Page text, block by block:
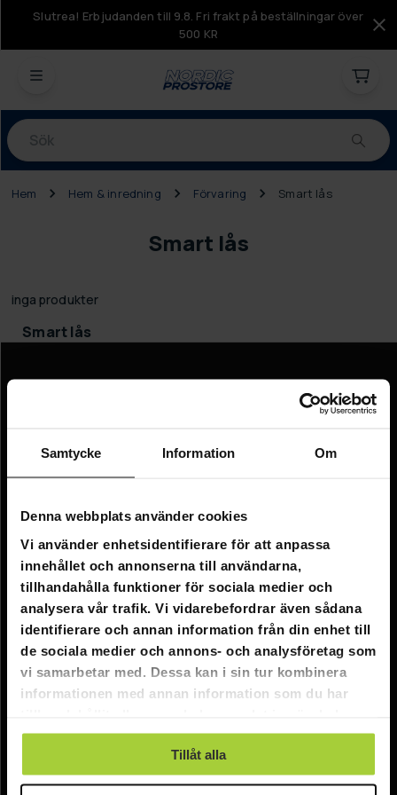
Samtycke Information Om
Denna webbplats använder cookies
Vi använder enhetsidentifierare för att anpassa
innehållet och annonserna till användarna,
tillhandahålla funktioner för sociala medier och
analysera vår trafik. Vi vidarebefordrar även sådana
identifierare och annan information från din enhet till
de sociala medier och annons- och analysföretag som
vi samarbetar med. Dessa kan i sin tur kombinera
informationen med annan information som du har
använt deras tjänster.
Tillåt alla
Slutrea! Erbjudanden till 9.8. Fri frakt på beställningar över
500 KR
Produkter
Hem Hem & inredning Förvaring Smart lås
Smart lås
inga produkter
Smart lås
Om oss
FAQ - Vanliga frågor
Leverans
Returer
Reklamationer
Kontakta oss
E-post: info@nordicprostore.se
Adressuppgifter:Elimägatan 15, 00510 Helsingfors, Finland